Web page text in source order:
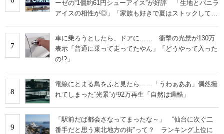
ーゼの“1個約61円シューアイス”が好評 「生地とバニラ
アイスの相性が◎」「家族も好きで夏はストックして
7
車に乗ろうとしたら、ドアに…… 衝撃の光景が130万
表示「普通に乗って走ってたやん」「どうやって入った
の!?」
8
電線にとまる鳥をふと見たら……「うわぁああ」偶然撮
れてしまった“光景”が92万再生「自然は過酷」
9
「駅前だば都会さなってまったな～」 “仙台に次ぐ二
番手だと思う東北地方の街”って？ ランキング上位に